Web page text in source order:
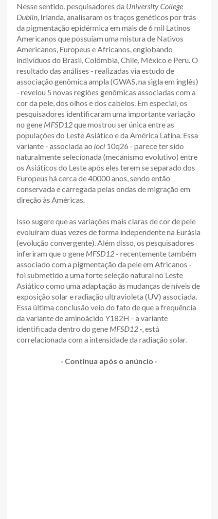
Nesse sentido, pesquisadores da University College
Dublin, Irlanda, analisaram os traços genéticos por trás
da pigmentação epidérmica em mais de 6 mil Latinos
Americanos que possuíam uma mistura de Nativos
Americanos, Europeus e Africanos, englobando
indivíduos do Brasil, Colômbia, Chile, México e Peru. O
resultado das análises - realizadas via estudo de
associação genômica ampla (GWAS, na sigla em inglês)
- revelou 5 novas regiões genômicas associadas com a
cor da pele, dos olhos e dos cabelos. Em especial, os
pesquisadores identificaram uma importante variação
no gene MFSD12que mostrou ser única entre as
populações do Leste Asiático e da América Latina. Essa
variante - associada ao loci 10q26 - parece ter sido
naturalmente selecionada (mecanismo evolutivo) entre
os Asiáticos do Leste após eles terem se separado dos
Europeus há cerca de 40000 anos, sendo então
conservada e carregada pelas ondas de migração em
direção às Américas.
Isso sugere que as variações mais claras de cor de pele
evoluíram duas vezes de forma independente na Eurásia
(evolução convergente). Além disso, os pesquisadores
inferiram que o gene MFSD12 - recentemente também
associado com a pigmentação da pele em Africanos -
foi submetido a uma forte seleção natural no Leste
Asiático como uma adaptação às mudanças de níveis de
exposição solar e radiação ultravioleta (UV) associada.
Essa última conclusão veio do fato de que a frequência
da variante de aminoácido Y182H - a variante
identificada dentro do gene MFSD12 -, está
correlacionada com a intensidade da radiação solar.
- Continua após o anúncio -